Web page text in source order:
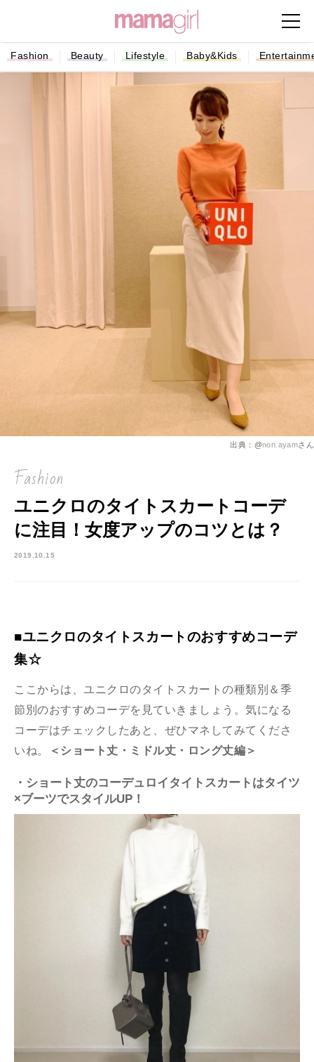
Fashion Beauty Lifestyle Baby&Kids
出典：@non.ayamさん
Fashion
ユニクロのタイトスカートコーデ
に注目！女度アップのコツとは？
2019.10.15
■ユニクロのタイトスカートのおすすめコーデ
集☆
ここからは、ユニクロのタイトスカートの種類別＆季
節別のおすすめコーデを見ていきましょう。気になる
コーデはチェックしたあと、ぜひマネしてみてくださ
いね。
＜ショート丈・ミドル丈・ロング丈編＞
・ショート丈のコーデュロイタイトスカートはタイツ
×ブーツでスタイルUP！